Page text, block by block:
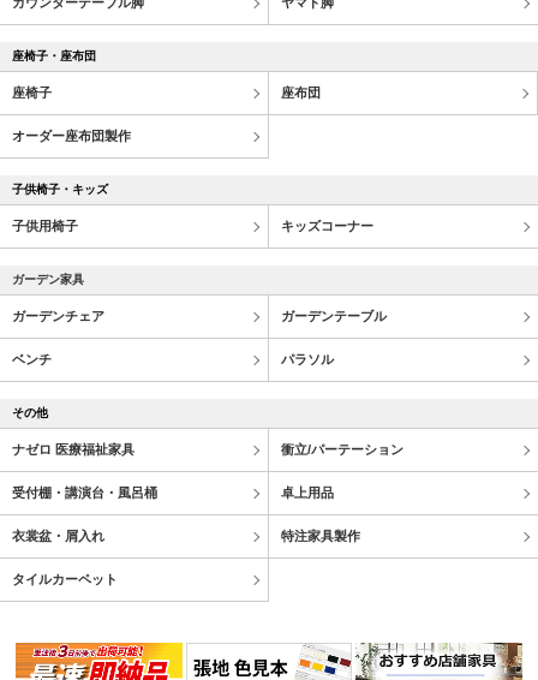
座椅子・座布団
座椅子 座布団
オーダー座布団製作
子供椅子・キッズ
子供用椅子 キッズコーナー
ガーデン家具
ガーデンチェア ガーデンテーブル
ベンチ パラソル
その他
ナゼロ 医療福祉家具 衝立/パーテーション
受付棚・講演台・風呂桶 卓上用品
衣裳盆・屑入れ 特注家具製作
タイルカーペット